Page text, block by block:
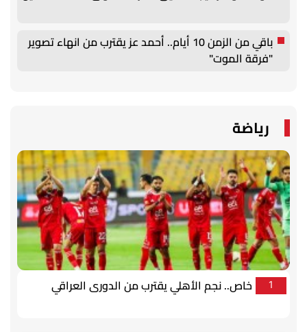
باقي من الزمن 10 أيام.. أحمد عز يقترب من انهاء تصوير
"فرقة الموت"
رياضة
1 خاص.. نجم الأهلي يقترب من الدورى العراقي